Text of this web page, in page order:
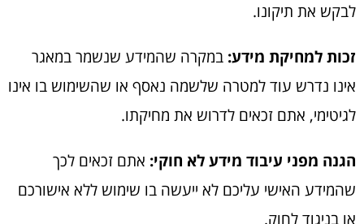
לבקש את תיקונו.
זכות למחיקת מידע: במקרה שהמידע שנשמר במאגר
אינו נדרש עוד למטרה שלשמה נאסף או שהשימוש בו אינו
לגיטימי, אתם זכאים לדרוש את מחיקתו.
הגנה מפני עיבוד מידע לא חוקי: אתם זכאים לכך
שהמידע האישי עליכם לא ייעשה בו שימוש ללא אישורכם
או בניגוד לחוק.